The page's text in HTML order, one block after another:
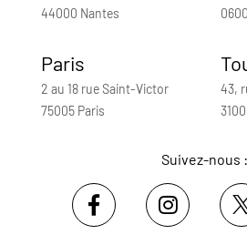
44000 Nantes
Paris
2 au 18 rue Saint-Victor
75005 Paris
43,
Suivez-nous :